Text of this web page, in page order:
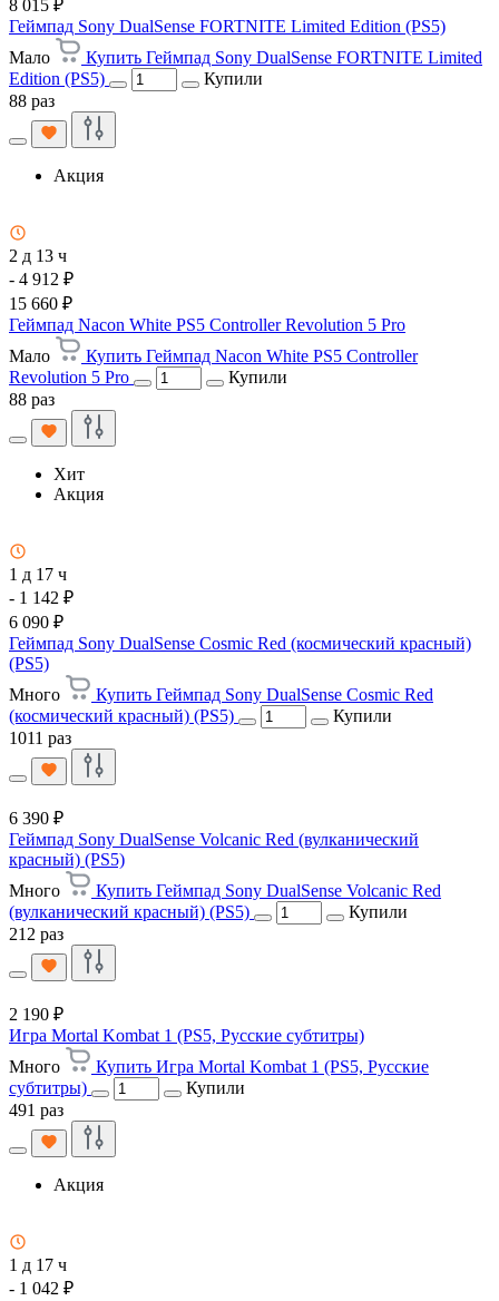
8 015 ₽
Геймпад Sony DualSense FORTNITE Limited Edition (PS5)
Мало
Купить Геймпад Sony DualSense FORTNITE Limited
Edition (PS5)
Купили
88 раз
Акция
2 д 13 ч
- 4 912 ₽
15 660 ₽
Геймпад Nacon White PS5 Controller Revolution 5 Pro
Мало
Купить Геймпад Nacon White PS5 Controller
Revolution 5 Pro
Купили
88 раз
Хит
Акция
1 д 17 ч
- 1 142 ₽
6 090 ₽
Геймпад Sony DualSense Cosmic Red (космический красный)
(PS5)
Много
Купить Геймпад Sony DualSense Cosmic Red
(космический красный) (PS5)
Купили
1011 раз
6 390 ₽
Геймпад Sony DualSense Volcanic Red (вулканический
красный) (PS5)
Много
Купить Геймпад Sony DualSense Volcanic Red
(вулканический красный) (PS5)
Купили
212 раз
2 190 ₽
Игра Mortal Kombat 1 (PS5, Русские субтитры)
Много
Купить Игра Mortal Kombat 1 (PS5, Русские
субтитры)
Купили
491 раз
Акция
1 д 17 ч
- 1 042 ₽